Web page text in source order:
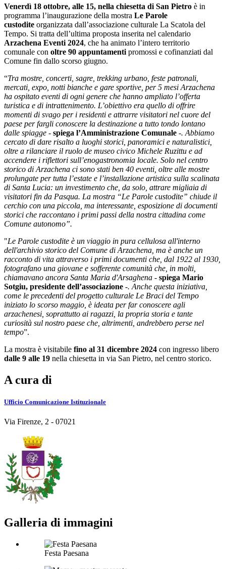
Venerdì 18 ottobre, alle 15, nella chiesetta di San Pietro è in
programma l’inaugurazione della mostra Le Parole
custodite organizzata dall’associazione culturale La Scatola del
Tempo. Si tratta dell’ultima proposta inserita nel calendario
Arzachena Eventi 2024, che ha animato l’intero territorio
comunale con oltre 90 appuntamenti promossi e cofinanziati dal
Comune fin dallo scorso giugno.
“Tra mostre, concerti, sagre, trekking urbano, feste patronali,
mercati, expo, notti bianche e gare sportive, per 5 mesi Arzachena
ha ospitato eventi di ogni genere che hanno ampliato l’offerta
turistica e di intrattenimento. L’obiettivo era quello di offrire
momenti di svago per i residenti e attrarre visitatori nel cuore del
paese per fargli conoscere la destinazione a tutto tondo lontano
dalle spiagge - spiega l’Amministrazione Comunale -. Abbiamo
cercato di dare risalto a luoghi storici, panoramici e naturalistici,
oltre a rilanciare il ruolo de museo civico Michele Ruzittu e ad
accendere i riflettori sull’enogastronomia locale. Solo nel centro
storico di Arzachena ci sono stati ben 40 eventi, oltre alle mostre
prolungate per tutta l’estate e l’installazione artistica sulla scalinata
di Santa Lucia: un investimento che, da solo, attrare migliaia di
visitatori fin da Pasqua. La mostra “Le Parole custodite” chiude il
cerchio con una piccola, ma interessante, esposizione di documenti
storici che raccontano i primi passi della nostra cittadina come
Comune autonomo”.
"Le Parole custodite è un viaggio in pura cellulosa all'interno
dell'archivio storico del Comune di Arzachena, ma è anche un
racconto di vita attraverso i primi documenti che, dal 1922 al 1930,
fotografano una giovane e sofferente comunità che, in molti,
chiamavano ancora Santa Maria d'Arsaghena - spiega Mario
Sotgiu, presidente dell’associazione -. Anche questa iniziativa,
come le precedenti del progetto culturale Le Braci del Tempo
iniziato lo scorso maggio, è ideata per far conoscere agli
arzachenesi, soprattutto ai ragazzi, la propria storia e tante
curiosità sul nostro paese che, altrimenti, andrebbero perse nel
tempo”.
La mostra è visitabile fino al 31 dicembre 2024 con ingresso libero
dalle 9 alle 19 nella chiesetta in via San Pietro, nel centro storico.
A cura di
Ufficio Comunicazione Istituzionale
Via Firenze, 2 - 07021
Galleria di immagini
Festa Paesana